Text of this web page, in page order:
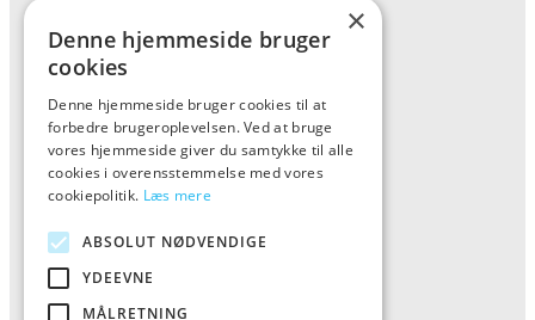
Forside
Vis alle produkter
Kontakt
Oversigt artikler
ALFA
Tlf: 7876 8672
×
Denne hjemmeside bruger
cookies
Denne hjemmeside bruger cookies til at
forbedre brugeroplevelsen. Ved at bruge
vores hjemmeside giver du samtykke til alle
cookies i overensstemmelse med vores
cookiepolitik. Læs mere
ABSOLUT NØDVENDIGE
YDEEVNE
MÅLRETNING